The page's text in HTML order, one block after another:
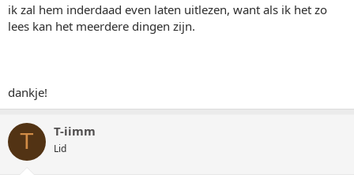
ik zal hem inderdaad even laten uitlezen, want als ik het zo
lees kan het meerdere dingen zijn.
dankje!
T T-iimm
Lid